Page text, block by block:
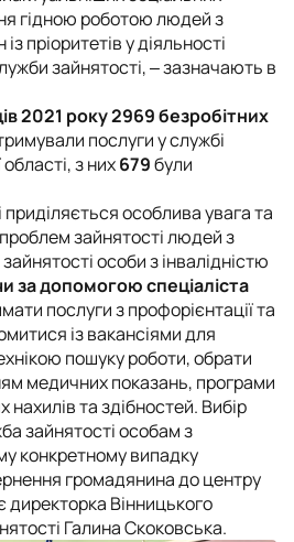
гідною роботою людей з
пріоритетів у діяльності
зайнятості, ‒зазначають в
2021 року 2969 безробітних
послуги у службі
з них679були
особлива увага та
зайнятості людей з
особи з інвалідністю
за допомогою спеціаліста
послуги з профорієнтації та
із вакансіями для
пошуку роботи, обрати
медичних показань, програми
нахилів та здібностей. Вибір
зайнятості особам з
конкретному випадку
громадянина до центру
директорка Вінницького
Галина Скоковська.